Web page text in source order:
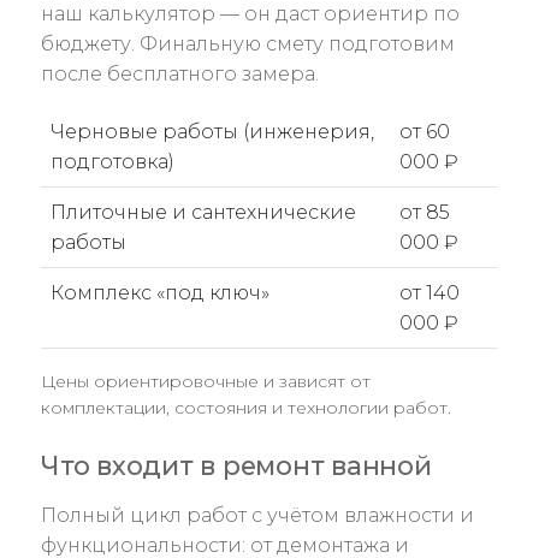
наш калькулятор — он даст ориентир по
бюджету. Финальную смету подготовим
после бесплатного замера.
Черновые работы (инженерия,
подготовка)
от 60
000 ₽
Плиточные и сантехнические
работы
от 85
000 ₽
Комплекс «под ключ»
от 140
000 ₽
Цены ориентировочные и зависят от
комплектации, состояния и технологии работ.
Что входит в ремонт ванной
Полный цикл работ с учётом влажности и
функциональности: от демонтажа и